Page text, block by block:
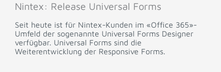
Nintex: Release Universal Forms
Seit heute ist für Nintex-Kunden im «Office 365»-
Umfeld der sogenannte Universal Forms Designer
verfügbar. Universal Forms sind die
Weiterentwicklung der Responsive Forms.